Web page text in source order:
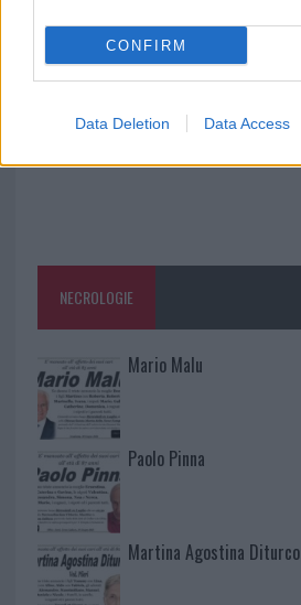
CONFIRM
Data Deletion Data Access
NECROLOGIE
Mario Malu
Paolo Pinna
Martina Agostina Diturco